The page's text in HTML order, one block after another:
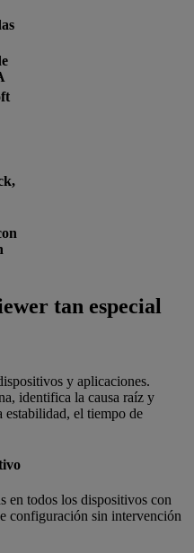
tan especial
y aplicaciones.
identifica la causa raíz y
estabilidad, el tiempo de
en todos los dispositivos con
configuración sin intervención